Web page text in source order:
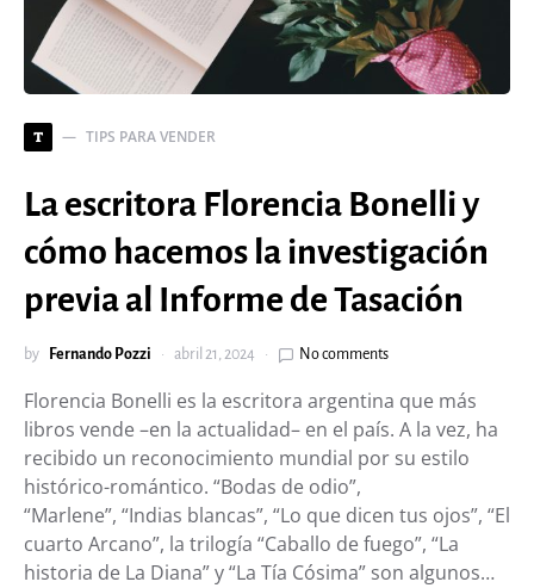
T TIPS PARA VENDER
La escritora Florencia Bonelli y
cómo hacemos la investigación
previa al Informe de Tasación
by Fernando Pozzi abril 21, 2024 No comments
Florencia Bonelli es la escritora argentina que más
libros vende –en la actualidad– en el país. A la vez, ha
recibido un reconocimiento mundial por su estilo
histórico-romántico. “Bodas de odio”,
“Marlene”, “Indias blancas”, “Lo que dicen tus ojos”, “El
cuarto Arcano”, la trilogía “Caballo de fuego”, “La
historia de La Diana” y “La Tía Cósima” son algunos…